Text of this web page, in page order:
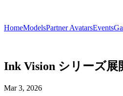
HomeModelsPartner AvatarsEvents
Ink Vision シリーズ展
Mar 3, 2026